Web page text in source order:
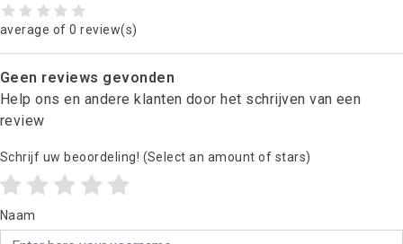
average of 0 review(s)
Geen reviews gevonden
Help ons en andere klanten door het schrijven van een
review
Schrijf uw beoordeling! (Select an amount of stars)
Naam